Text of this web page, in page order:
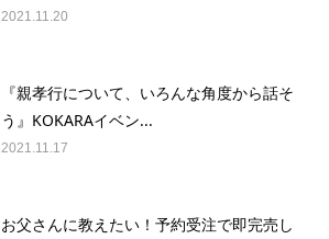
2021.11.20
『親孝行について、いろんな角度から話そ
う』KOKARAイベン...
2021.11.17
お父さんに教えたい！予約受注で即完売し